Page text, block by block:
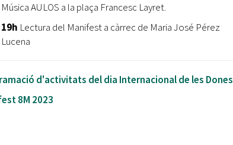
L’Ajuntament reparteix ulleres gratuïtes per veure
l'eclipsi solar
Música AULOS a la plaça Francesc Layret.
19h Lectura del Manifest a càrrec de Maria José Pérez
Lucena
d'activitats del dia Internacional de les Dones
8M 2023